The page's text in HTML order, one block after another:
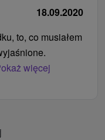
18.09.2020
to, co musiałem
więcej